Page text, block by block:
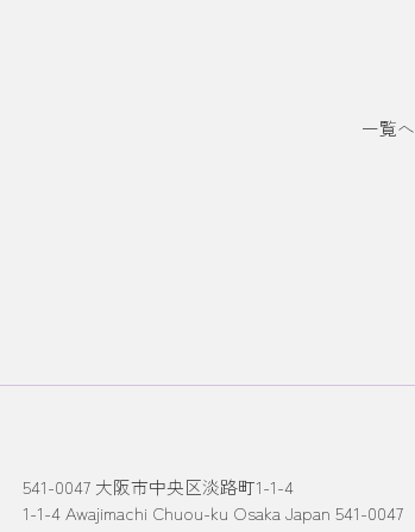
一覧へ
541-0047 大阪市中央区淡路町1-1-4
1-1-4 Awajimachi Chuou-ku Osaka Japan 541-0047